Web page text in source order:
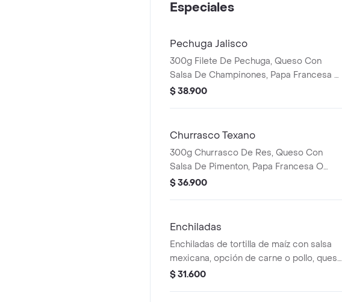
Especiales
Pechuga Jalisco
300g Filete De Pechuga, Queso Con
Salsa De Champinones, Papa Francesa O
Criolla, Pico De Gallo, Totopos Horneados
$ 38.900
Churrasco Texano
300g Churrasco De Res, Queso Con
Salsa De Pimenton, Papa Francesa O
Criolla, Pico De Gallo, Totopos Horneados
$ 36.900
Enchiladas
Enchiladas de tortilla de maíz con salsa
mexicana, opción de carne o pollo, queso,
maíz, pimentón, lechuga, cebolla,
$ 31.600